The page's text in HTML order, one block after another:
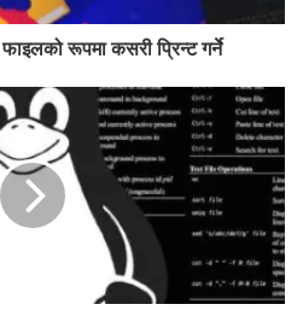
रूपमा कसरी प्रिन्ट गर्ने